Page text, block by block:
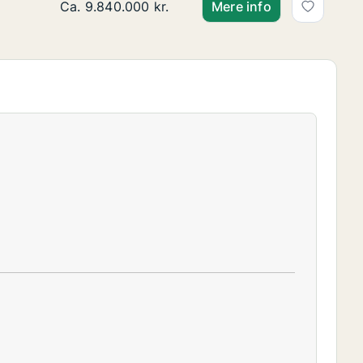
Ca. 110 m2 andelsbolig til salg på 1900
Ca. 9.840.000 kr. Mere info